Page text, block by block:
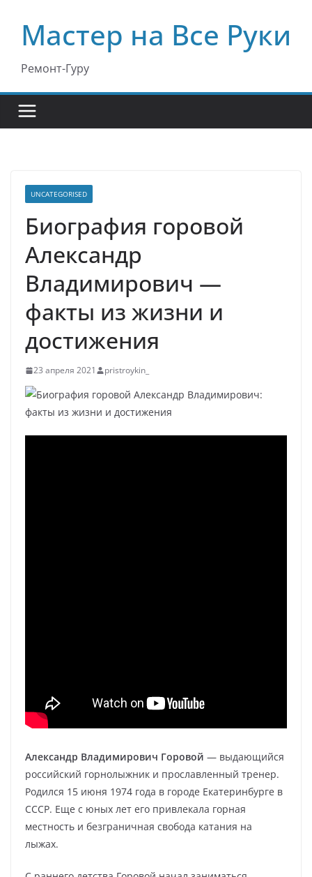
содержимому
Мастер на Все Руки
Ремонт-Гуру
UNCATEGORISED
Биография горовой
Александр
Владимирович —
факты из жизни и
достижения
23 апреля 2021 pristroykin_
Александр Владимирович Горовой — выдающийся
российский горнолыжник и прославленный тренер.
Родился 15 июня 1974 года в городе Екатеринбурге в
СССР. Еще с юных лет его привлекала горная
местность и безграничная свобода катания на
лыжах.